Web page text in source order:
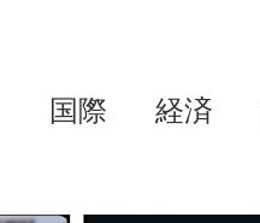
国際 経済